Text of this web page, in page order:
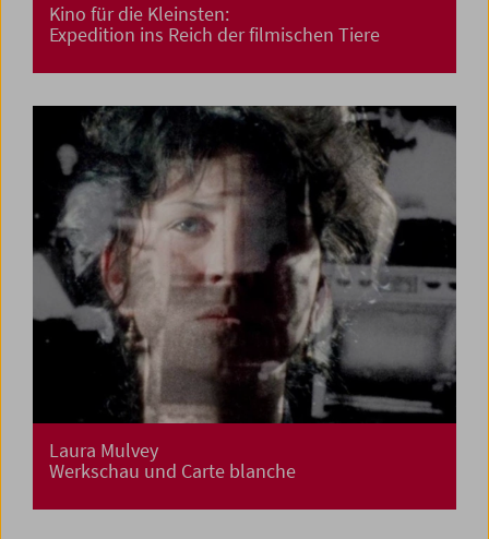
Kino für die Kleinsten:
Expedition ins Reich der filmischen Tiere
Laura Mulvey
Werkschau und Carte blanche